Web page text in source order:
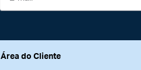
Área do Cliente